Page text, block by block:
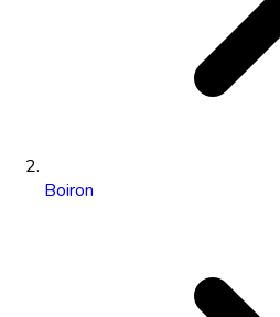
Boiron